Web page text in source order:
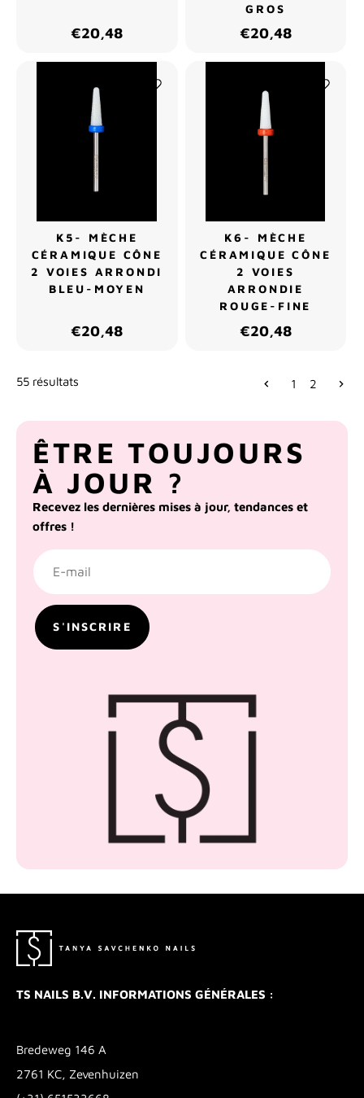
€20,48
GROS
€20,48
K5- MÈCHE
CÉRAMIQUE CÔNE
2 VOIES ARRONDI
BLEU-MOYEN
€20,48
K6- MÈCHE
CÉRAMIQUE CÔNE
2 VOIES
ARRONDIE
ROUGE-FINE
€20,48
55 résultats 1 2
ÊTRE TOUJOURS
À JOUR ?
Recevez les dernières mises à jour, tendances et
offres !
TS NAILS B.V. INFORMATIONS GÉNÉRALES :
Bredeweg 146 A
2761 KC, Zevenhuizen